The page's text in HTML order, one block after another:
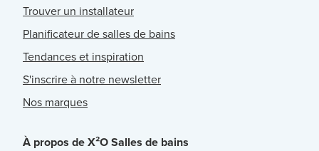
Trouver un installateur
Planificateur de salles de bains
Tendances et inspiration
S'inscrire à notre newsletter
Nos marques
À propos de X²O Salles de bains